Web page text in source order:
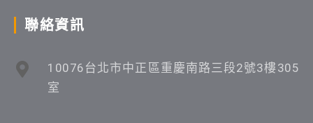
聯絡資訊
10076台北市中正區重慶南路三段2號3樓305
室